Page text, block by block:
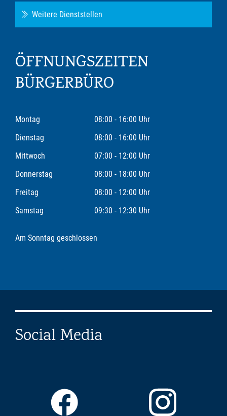
Weitere Dienststellen
ÖFFNUNGSZEITEN
BÜRGERBÜRO
Montag
08:00 - 16:00 Uhr
Dienstag
08:00 - 16:00 Uhr
Mittwoch
07:00 - 12:00 Uhr
Donnerstag
08:00 - 18:00 Uhr
Freitag
08:00 - 12:00 Uhr
Samstag
09:30 - 12:30 Uhr
Am Sonntag geschlossen
Social Media